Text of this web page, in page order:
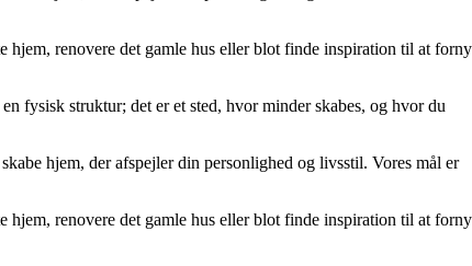
renovere det gamle hus eller blot finde inspiration til at forny
fysisk struktur; det er et sted, hvor minder skabes, og hvor du
hjem, der afspejler din personlighed og livsstil. Vores mål er
renovere det gamle hus eller blot finde inspiration til at forny